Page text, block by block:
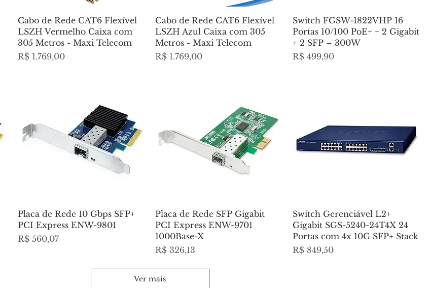
Cabo de Rede CAT6 Flexível
LSZH Vermelho Caixa com
305 Metros - Maxi Telecom
Preço
R$ 1.769,00
Cabo de Rede CAT6 Flexível
LSZH Azul Caixa com 305
Metros - Maxi Telecom
Preço
R$ 1.769,00
Switch FGSW-1822VHP 16
Portas 10/100 PoE+ + 2 Gigabit
+ 2 SFP – 300W
Preço
R$ 499,90
Placa de Rede 10 Gbps SFP+
PCI Express ENW-9801
Preço
R$ 560,07
Placa de Rede SFP Gigabit
PCI Express ENW-9701
1000Base-X
Preço
R$ 326,13
Switch Gerenciável L2+
Gigabit SGS-5240-24T4X 24
Portas com 4x 10G SFP+ Stack
Preço
R$ 849,50
Ver mais